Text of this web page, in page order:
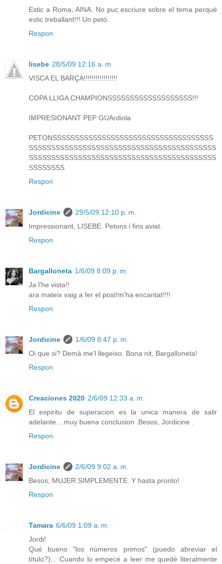
Estic a Roma, AINA. No puc escriure sobre el tema perquè
estic treballant!!! Un petó.
Respon
lisebe 28/5/09 12:16 a. m.
VISCA EL BARÇA!!!!!!!!!!!!!!!!!
COPA LLIGA CHAMPIONSSSSSSSSSSSSSSSSSSS!!!
IMPRESIONANT PEP GUArdiola
PETONSSSSSSSSSSSSSSSSSSSSSSSSSSSSSSSSSSSS
SSSSSSSSSSSSSSSSSSSSSSSSSSSSSSSSSSSSSSSSSS
SSSSSSSSSSSSSSSSSSSSSSSSSSSSSSSSSSSSSSSSSS
SSSSSSSS
Respon
Jordicine
29/5/09 12:10 p. m.
Impressionant, LISEBE. Petons i fins aviat.
Respon
Bargalloneta 1/6/09 8:09 p. m.
Ja l'he vista!!
ara mateix vaig a fer el post!m'ha encantat!!!!
Respon
Jordicine
1/6/09 8:47 p. m.
Oi que si? Demà me'l llegeixo. Bona nit, Bargalloneta!
Respon
Creaciones 2020 2/6/09 12:33 a. m.
El espiritu de superacion es la unica manera de salir
adelante ...muy buena conclusion .Besos, Jordicine .
Respon
Jordicine
2/6/09 9:02 a. m.
Besos, MUJER SIMPLEMENTE. Y hasta pronto!
Respon
Tamara 6/6/09 1:09 a. m.
Jordi!
Qué bueno "los números primos" (puedo abreviar el
título?)... Cuando lo empecé a leer me quedé literalmente